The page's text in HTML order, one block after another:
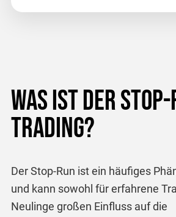
Was ist der Stop-
Trading?
Der Stop-Run ist ein häufiges
und kann sowohl für erfahrene
Neulinge großen Einfluss auf die